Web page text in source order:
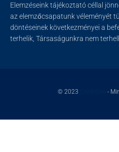
Elemzéseink tájékoztató céllal
az elemzőcsapatunk véleményét
döntéseinek következményei a
terhelik, Társaságunkra nem
© 2023 -